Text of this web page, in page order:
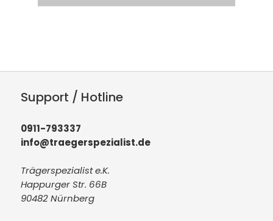
Support / Hotline
0911-793337
info@traegerspezialist.de
Trägerspezialist e.K.
Happurger Str. 66B
90482 Nürnberg